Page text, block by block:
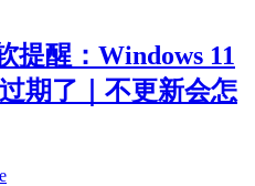
提醒：Windows 11
期了｜不更新会怎